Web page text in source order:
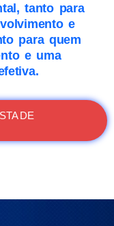
tanto para
e
para quem
e uma
DE